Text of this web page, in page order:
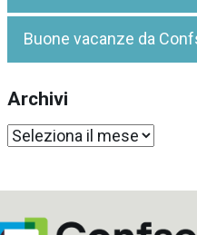
Buone vacanze da
Archivi
Archivi